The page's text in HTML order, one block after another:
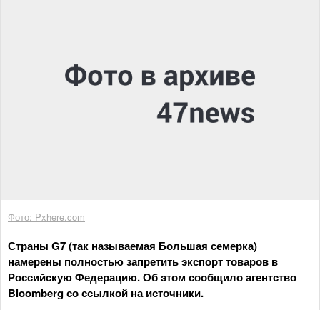
Фото: Pxhere.com
Страны G7 (так называемая Большая семерка)
намерены полностью запретить экспорт товаров в
Российскую Федерацию. Об этом сообщило агентство
Bloomberg со ссылкой на источники.